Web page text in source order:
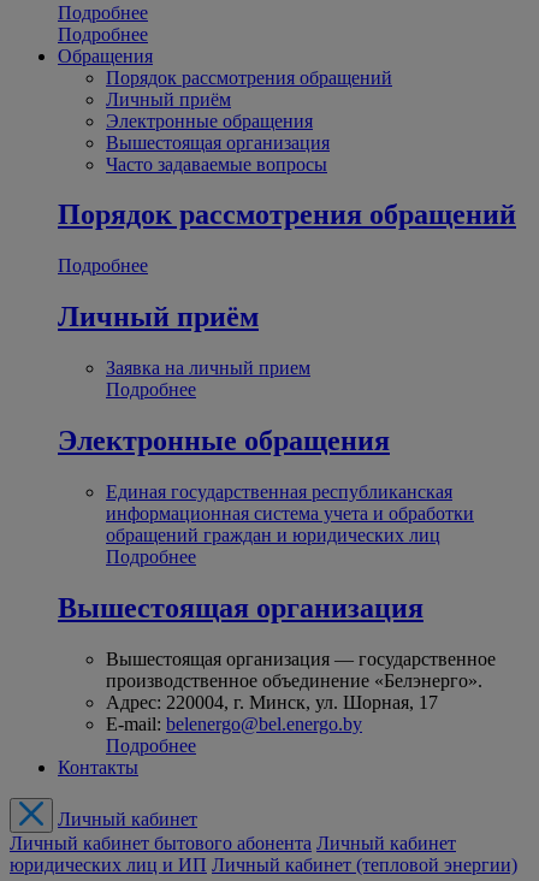
Подробнее
Подробнее
Обращения
Порядок рассмотрения обращений
Личный приём
Электронные обращения
Вышестоящая организация
Часто задаваемые вопросы
Порядок рассмотрения обращений
Подробнее
Личный приём
Заявка на личный прием
Подробнее
Электронные обращения
Единая государственная республиканская
информационная система учета и обработки
обращений граждан и юридических лиц
Подробнее
Вышестоящая организация
Вышестоящая организация — государственное
производственное объединение «Белэнерго».
Адрес: 220004, г. Минск, ул. Шорная, 17
E-mail: belenergo@bel.energo.by
Подробнее
Контакты
Личный кабинет
Личный кабинет бытового абонента Личный кабинет
юридических лиц и ИП Личный кабинет (тепловой энергии)